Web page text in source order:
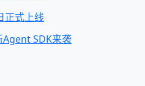
正式上线
SDK来袭